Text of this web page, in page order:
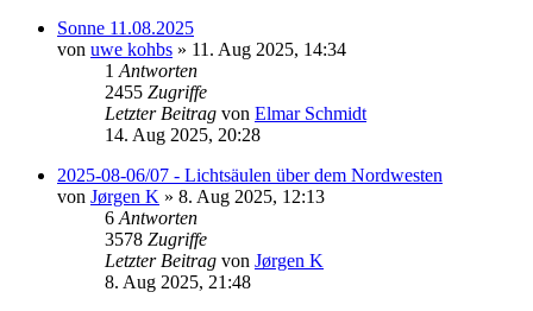
Sonne 11.08.2025
von uwe kohbs » 11. Aug 2025, 14:34
1 Antworten
2455 Zugriffe
Letzter Beitrag von Elmar Schmidt
14. Aug 2025, 20:28
2025-08-06/07 - Lichtsäulen über dem Nordwesten
von Jørgen K » 8. Aug 2025, 12:13
6 Antworten
3578 Zugriffe
Letzter Beitrag von Jørgen K
8. Aug 2025, 21:48